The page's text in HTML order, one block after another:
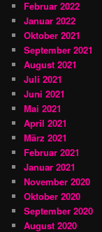
Februar 2022
Januar 2022
Oktober 2021
September 2021
August 2021
Juli 2021
Juni 2021
Mai 2021
April 2021
März 2021
Februar 2021
Januar 2021
November 2020
Oktober 2020
September 2020
August 2020